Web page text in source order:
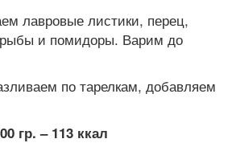
лавровые листики, перец,
рыбы и помидоры. Варим до
по тарелкам, добавляем
гр. – 113 ккал